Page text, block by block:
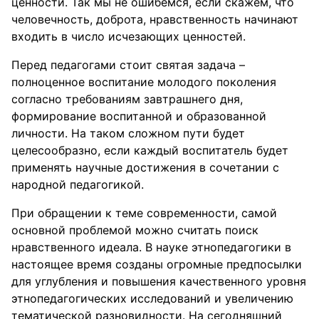
человечность, доброта, нравственность начинают
входить в число исчезающих ценностей.
Перед педагогами стоит святая задача –
полноценное воспитание молодого поколения
согласно требованиям завтрашнего дня,
формирование воспитанной и образованной
личности. На таком сложном пути будет
целесообразно, если каждый воспитатель будет
применять научные достижения в сочетании с
народной педагогикой.
При обращении к теме современности, самой
основной проблемой можно считать поиск
нравственного идеала. В науке этнопедагогики в
настоящее время созданы огромные предпосылки
для углубления и повышения качественного уровня
этнопедагогических исследований и увеличению
тематической разновидности. На сегодняшний